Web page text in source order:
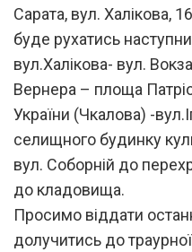
Сарата, вул. Халікова,
буде рухатись
вул.Халікова- вул.
Вернера – площа
України (Чкалова) -
селищного будинку
вул. Соборній до
до кладовища.
Просимо віддати
долучитись до траурної